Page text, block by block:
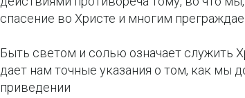
спасение во Христе и многим
Быть светом и солью означает служить
дает нам точные указания о том, как мы
приведении